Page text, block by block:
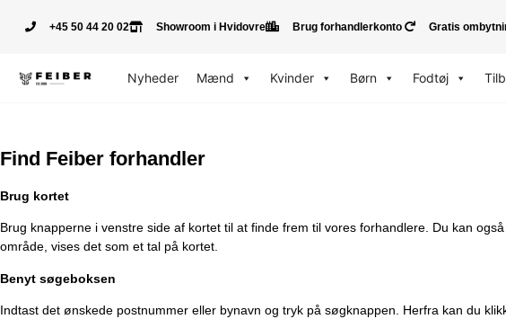
+45 50 44 20 02 Showroom i Hvidovre Brug forhandlerkonto Gratis
Nyheder Mænd Kvinder Børn Fodtøj
Find Feiber forhandler
Brug kortet
Brug knapperne i venstre side af kortet til at finde frem til vores forhandlere. Du kan
område, vises det som et tal på kortet.
Benyt søgeboksen
Indtast det ønskede postnummer eller bynavn og tryk på søgknappen. Herfra kan du